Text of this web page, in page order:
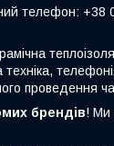
телефон:
проведення
брендів! Ми